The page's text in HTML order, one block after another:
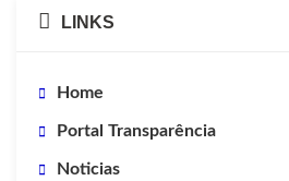
LINKS
Home
Portal Transparência
Noticias